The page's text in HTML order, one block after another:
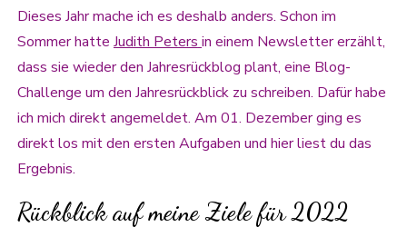
Dieses Jahr mache ich es deshalb anders. Schon im
Sommer hatte Judith Peters in einem Newsletter erzählt,
dass sie wieder den Jahresrückblog plant, eine Blog-
Challenge um den Jahresrückblick zu schreiben. Dafür habe
ich mich direkt angemeldet. Am 01. Dezember ging es
direkt los mit den ersten Aufgaben und hier liest du das
Ergebnis.
Rückblick auf meine Ziele für 2022